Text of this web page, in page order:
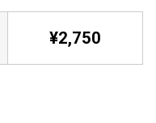
¥2,750